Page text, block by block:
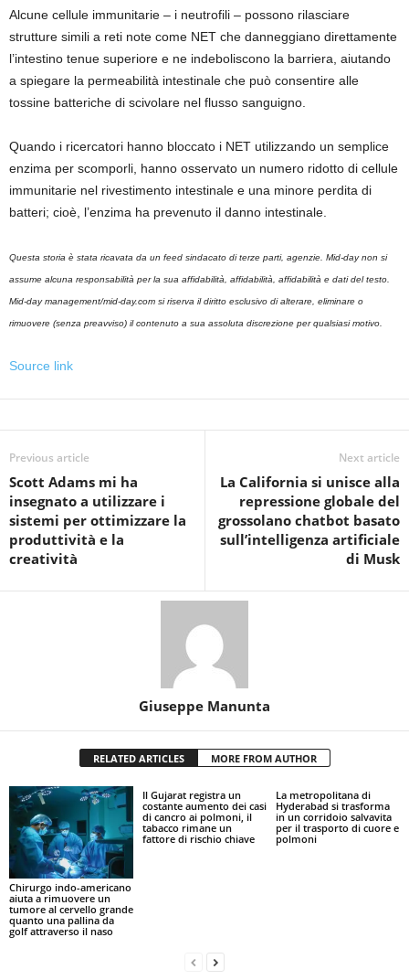
Alcune cellule immunitarie – i neutrofili – possono rilasciare
strutture simili a reti note come NET che danneggiano direttamente
l’intestino tenue superiore e ne indeboliscono la barriera, aiutando
a spiegare la permeabilità intestinale che può consentire alle
tossine batteriche di scivolare nel flusso sanguigno.
Quando i ricercatori hanno bloccato i NET utilizzando un semplice
enzima per scomporli, hanno osservato un numero ridotto di cellule
immunitarie nel rivestimento intestinale e una minore perdita di
batteri; cioè, l’enzima ha prevenuto il danno intestinale.
Questa storia è stata ricavata da un feed sindacato di terze parti, agenzie. Mid-day non si
assume alcuna responsabilità per la sua affidabilità, affidabilità, affidabilità e dati del testo.
Mid-day management/mid-day.com si riserva il diritto esclusivo di alterare, eliminare o
rimuovere (senza preavviso) il contenuto a sua assoluta discrezione per qualsiasi motivo.
Source link
Previous article
Scott Adams mi ha
insegnato a utilizzare i
sistemi per ottimizzare la
produttività e la
creatività
Next article
La California si unisce alla
repressione globale del
grossolano chatbot basato
sull’intelligenza artificiale
di Musk
Giuseppe Manunta
RELATED ARTICLES MORE FROM AUTHOR
Chirurgo indo-americano
aiuta a rimuovere un
tumore al cervello grande
quanto una pallina da
golf attraverso il naso
Il Gujarat registra un
costante aumento dei casi
di cancro ai polmoni, il
tabacco rimane un
fattore di rischio chiave
La metropolitana di
Hyderabad si trasforma
in un corridoio salvavita
per il trasporto di cuore e
polmoni